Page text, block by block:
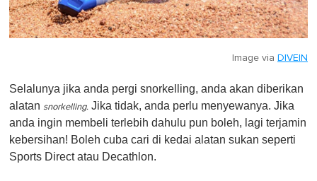
Image via DIVEIN
Selalunya jika anda pergi snorkelling, anda akan diberikan
alatan snorkelling. Jika tidak, anda perlu menyewanya. Jika
anda ingin membeli terlebih dahulu pun boleh, lagi terjamin
kebersihan! Boleh cuba cari di kedai alatan sukan seperti
Sports Direct atau Decathlon.